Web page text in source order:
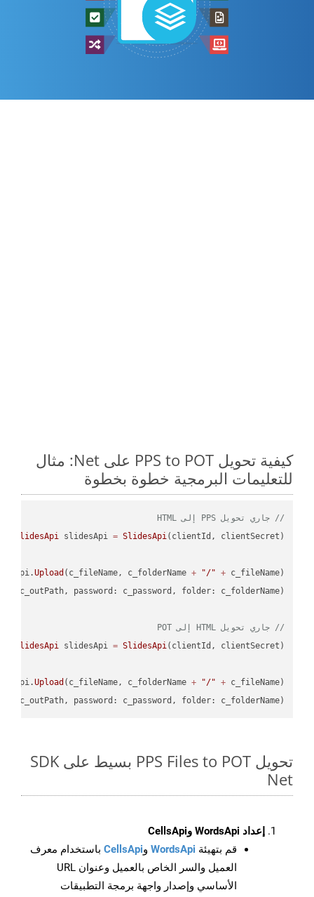
كيفية تحويل PPS to POT على Net: مثال
للتعليمات البرمجية خطوة بخطوة
// جاري تحويل PPS إلى HTML
SlidesApi slidesApi = SlidesApi
Upload (c_fileName, c_folderName + "/" +
// جاري تحويل HTML إلى POT
SlidesApi slidesApi = SlidesApi
Upload (c_fileName, c_folderName + "/" +
, c_outPath, password: c_password, folder: c_folderName);
تحويل PPS Files to POT بسيط على SDK
Net
إعداد WordsApi وCellsApi
قم بتهيئة WordsApi وCellsApi باستخدام معرف
العميل والسر الخاص بالعميل وعنوان URL
الأساسي وإصدار واجهة برمجة التطبيقات